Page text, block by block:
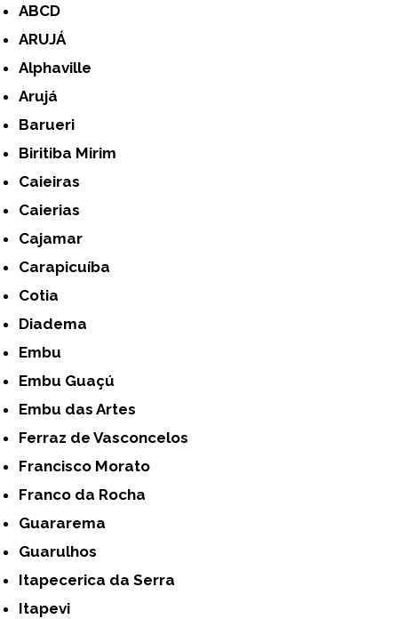
ABCD
ARUJÁ
Alphaville
Arujá
Barueri
Biritiba Mirim
Caieiras
Caierias
Cajamar
Carapicuíba
Cotia
Diadema
Embu
Embu Guaçú
Embu das Artes
Ferraz de Vasconcelos
Francisco Morato
Franco da Rocha
Guararema
Guarulhos
Itapecerica da Serra
Itapevi